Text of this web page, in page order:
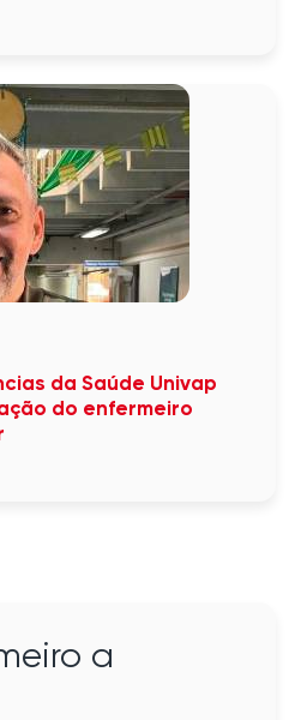
da Saúde Univap
do enfermeiro
a